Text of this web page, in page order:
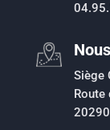
Siège
Route